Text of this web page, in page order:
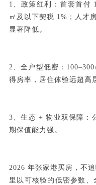
1、政策红利：首套首付
㎡及以下契税 1%；人才
显著降低。
2、全户型低密：
得房率，居住体验远超高
3、生态 + 物业双保障：
期保值能力强。
2026 年张家港买房，不
里以可核验的低密参数、